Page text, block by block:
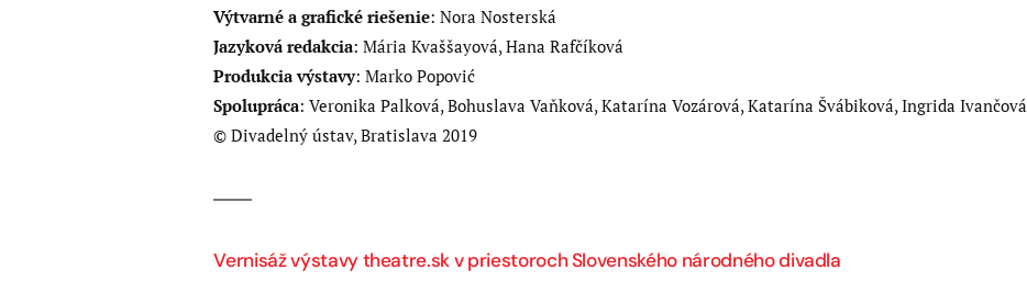
Výtvarné a grafické riešenie: Nora Nosterská
Jazyková redakcia: Mária Kvaššayová, Hana Rafčíková
Produkcia výstavy: Marko Popović
Spolupráca: Veronika Palková, Bohuslava Vaňková, Katarína Vozárová, Katarína Švábiková, Ingrida Ivančová
© Divadelný ústav, Bratislava 2019
Vernisáž výstavy theatre.sk v priestoroch Slovenského národného divadla